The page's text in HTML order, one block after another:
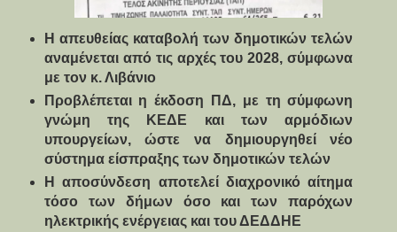
Η απευθείας καταβολή των δημοτικών τελών
αναμένεται από τις αρχές του 2028, σύμφωνα
με τον κ. Λιβάνιο
Προβλέπεται η έκδοση ΠΔ, με τη σύμφωνη
γνώμη της ΚΕΔΕ και των αρμόδιων
υπουργείων, ώστε να δημιουργηθεί νέο
σύστημα είσπραξης των δημοτικών τελών
Η αποσύνδεση αποτελεί διαχρονικό αίτημα
τόσο των δήμων όσο και των παρόχων
ηλεκτρικής ενέργειας και του ΔΕΔΔΗΕ